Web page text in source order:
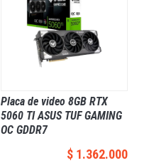
Placa de video 8GB RTX
5060 TI ASUS TUF GAMING
OC GDDR7
$ 1.362.000